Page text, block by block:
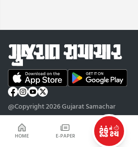
HOME E-PAPER
@Copyright 2026 Gujarat Samachar